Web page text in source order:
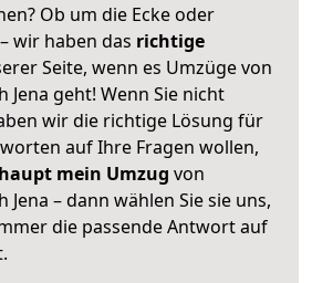
Ob um die Ecke oder
wir haben das richtige
Seite, wenn es Umzüge von
Jena geht! Wenn Sie nicht
wir die richtige Lösung für
auf Ihre Fragen wollen,
mein Umzug von
Jena – dann wählen Sie sie uns,
die passende Antwort auf